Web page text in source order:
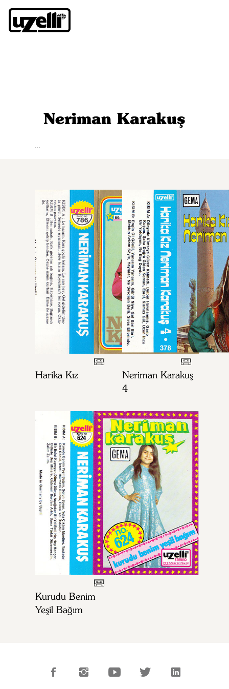
Neriman Karakuş
...
Harika Kız
Neriman Karakuş
4
Kurudu Benim
Yeşil Bağım